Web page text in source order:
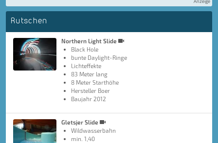
Rutschen
Northern Light Slide
Black Hole
bunte Daylight-Ringe
Lichteffekte
83 Meter lang
8 Meter Starthöhe
Hersteller Boer
Baujahr 2012
Gletsjer Slide
Wildwasserbahn
min. 1,40